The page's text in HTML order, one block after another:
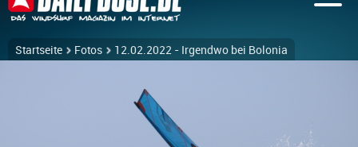
Startseite Fotos 12.02.2022 - Irgendwo bei Bolonia